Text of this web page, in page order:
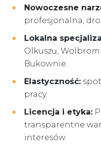
Nowoczesne
profesjonalna,
Lokalna
Olkuszu,
Bukownie.
Elastyczność:
pracy.
Licencja i etyka:
transparentne
interesów.